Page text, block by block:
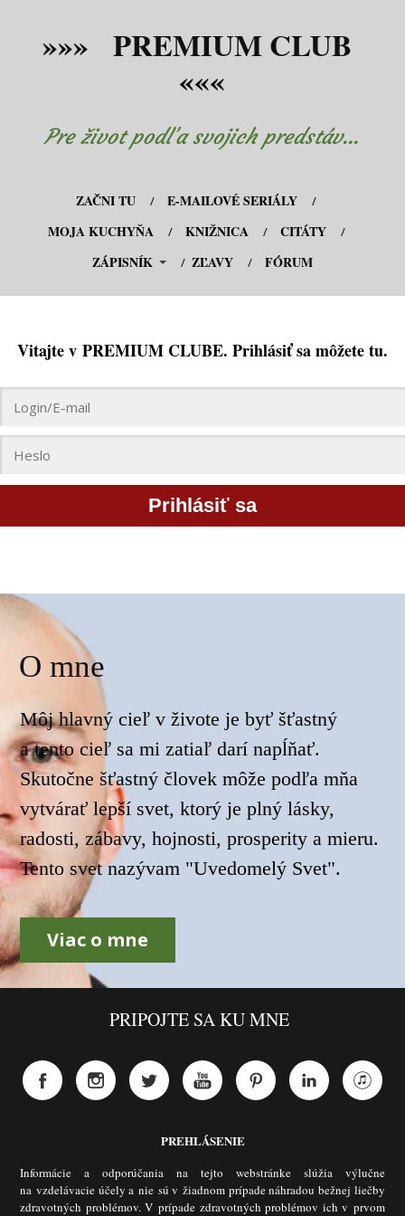
»»» PREMIUM CLUB
«««
Pre život podľa svojich predstáv...
ZAČNI TU
E-MAILOVÉ SERIÁLY
MOJA KUCHYŇA
KNIŽNICA
CITÁTY
ZÁPISNÍK
ZĽAVY FÓRUM
Vitajte v PREMIUM CLUBE. Prihlásiť sa môžete tu.
Prihlásiť sa
O mne
Môj hlavný cieľ v živote je byť šťastný
a tento cieľ sa mi zatiaľ darí napĺňať.
Skutočne šťastný človek môže podľa mňa
vytvárať lepší svet, ktorý je plný lásky,
radosti, zábavy, hojnosti, prosperity a mieru.
Tento svet nazývam "Uvedomelý Svet".
Viac o mne
PRIPOJTE SA KU MNE
PREHLÁSENIE
Informácie a odporúčania na tejto webstránke slúžia výlučne
na vzdelávacie účely a nie sú v žiadnom prípade náhradou bežnej liečby
zdravotných problémov. V prípade zdravotných problémov ich v prvom